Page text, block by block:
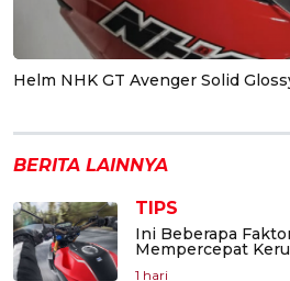
Helm NHK GT Avenger Solid
BERITA LAINNYA
TIPS
Ini Beberapa
Mempercepat
1 hari